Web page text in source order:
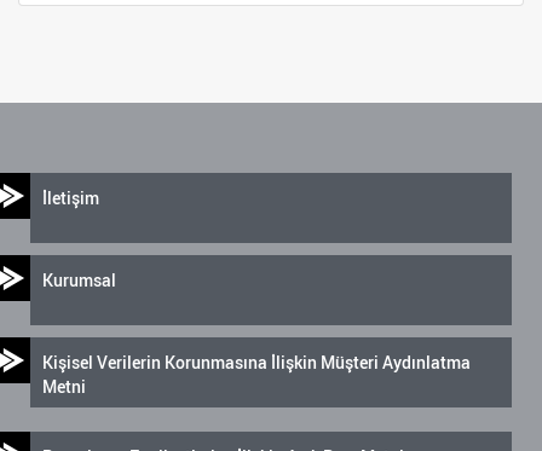
İletişim
Kurumsal
Kişisel Verilerin Korunmasına İlişkin Müşteri Aydınlatma
Metni